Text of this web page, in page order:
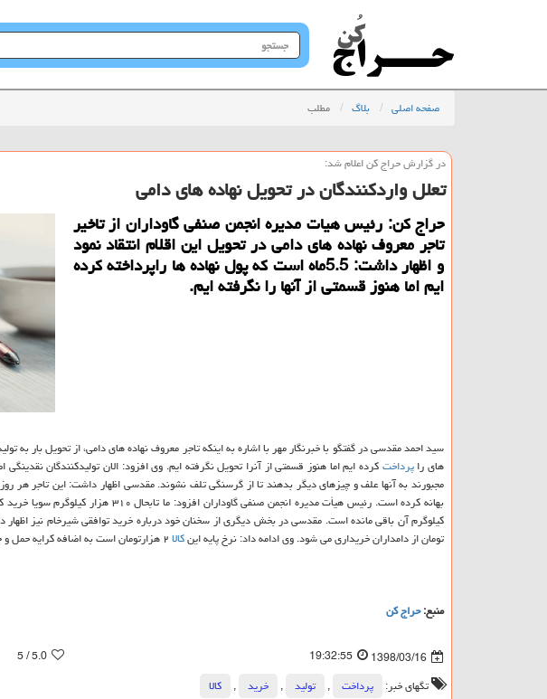
جستجو
در
صفحه اصلی بلاگ مطلب
در گزارش حراج كن اعلام شد:
تعلل واردكنندگان در تحویل نهاده های دامی
حراج كن: رئیس هیات مدیره انجمن صنفی گاوداران از تاخیر
تاجر معروف نهاده های دامی در تحویل این اقلام انتقاد نمود
و اظهار داشت: 5.5ماه است كه پول نهاده ها راپرداخته كرده
ایم اما هنوز قسمتی از آنها را نگرفته ایم.
های راپرداختكرده ایم اما هنوز قسمتی از آنرا تحویل نگرفته ایم. وی افزود: الان تولیدكنندگان
مجبورند به آنها علف و چیزهای دیگر بدهند تا از گرسنگی تلف نشوند. مقدسی اظهار داشت: این تاجر هر
تومان از دامداران خریداری می شود. وی ادامه داد: نرخ پایه اینكالا
منبع:حراج كن
1398/03/16
19:32:55
5.0
/ 5
تگهای خبر:
پرداخت , تولید , خرید ,
كالا